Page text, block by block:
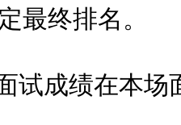
最终排名。
成绩在本场